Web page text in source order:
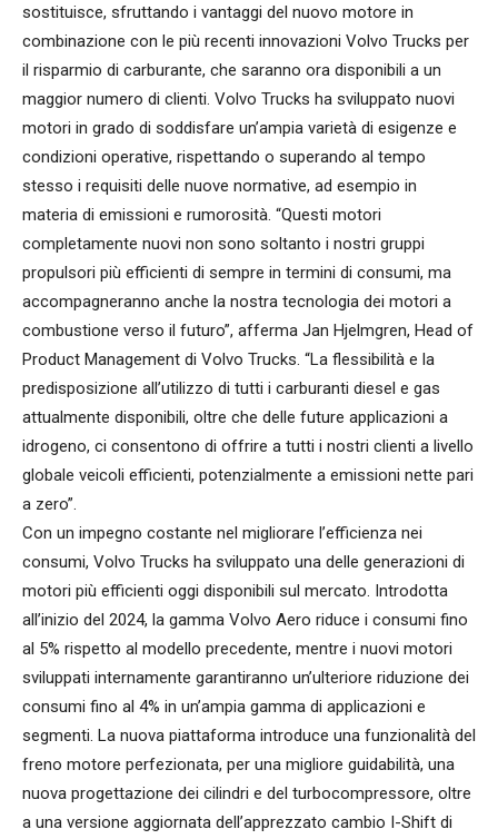
sostituisce, sfruttando i vantaggi del nuovo motore in
combinazione con le più recenti innovazioni Volvo Trucks per
il risparmio di carburante, che saranno ora disponibili a un
maggior numero di clienti. Volvo Trucks ha sviluppato nuovi
motori in grado di soddisfare un’ampia varietà di esigenze e
condizioni operative, rispettando o superando al tempo
stesso i requisiti delle nuove normative, ad esempio in
materia di emissioni e rumorosità. “Questi motori
completamente nuovi non sono soltanto i nostri gruppi
propulsori più efficienti di sempre in termini di consumi, ma
accompagneranno anche la nostra tecnologia dei motori a
combustione verso il futuro”, afferma Jan Hjelmgren, Head of
Product Management di Volvo Trucks. “La flessibilità e la
predisposizione all’utilizzo di tutti i carburanti diesel e gas
attualmente disponibili, oltre che delle future applicazioni a
idrogeno, ci consentono di offrire a tutti i nostri clienti a livello
globale veicoli efficienti, potenzialmente a emissioni nette pari
a zero”.
Con un impegno costante nel migliorare l’efficienza nei
consumi, Volvo Trucks ha sviluppato una delle generazioni di
motori più efficienti oggi disponibili sul mercato. Introdotta
all’inizio del 2024, la gamma Volvo Aero riduce i consumi fino
al 5% rispetto al modello precedente, mentre i nuovi motori
sviluppati internamente garantiranno un’ulteriore riduzione dei
consumi fino al 4% in un’ampia gamma di applicazioni e
segmenti. La nuova piattaforma introduce una funzionalità del
freno motore perfezionata, per una migliore guidabilità, una
nuova progettazione dei cilindri e del turbocompressore, oltre
a una versione aggiornata dell’apprezzato cambio I-Shift di